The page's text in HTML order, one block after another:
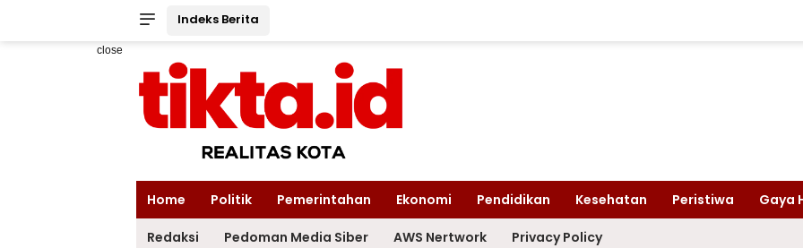
Indeks Berita
close
Home Politik Pemerintahan Ekonomi Pendidikan Kesehatan Peristiwa Gaya
Redaksi Pedoman Media Siber AWS Nertwork Privacy Policy